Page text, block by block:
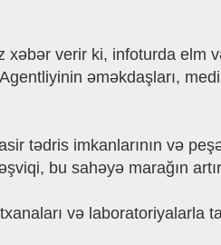
xəbər verir ki, infoturda elm
əməkdaşları,
tədris imkanlarının və
bu sahəyə marağın
və laboratoriyalarla